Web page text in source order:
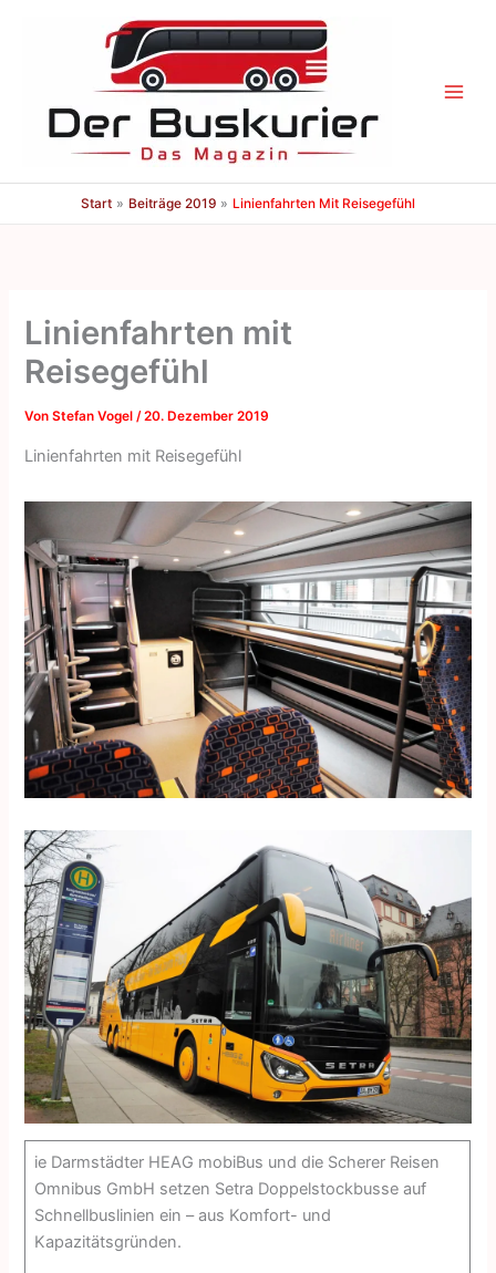
Start Beiträge 2019 Linienfahrten Mit Reisegefühl
Linienfahrten mit
Reisegefühl
VonStefan Vogel/20. Dezember 2019
Linienfahrten mit Reisegefühl
ie Darmstädter HEAG mobiBus und die Scherer Reisen
Omnibus GmbH setzen Setra Doppelstockbusse auf
Schnellbus­linien ein – aus Komfort- und
Kapazitätsgründen.